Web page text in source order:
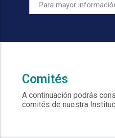
Para mayor
Comités
A continuación podrás
comités de nuestra